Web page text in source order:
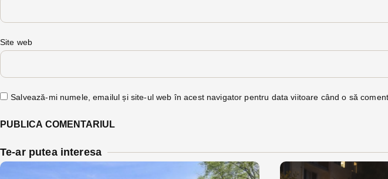
Site web
Salvează-mi numele, emailul și site-ul web în acest navigator pentru data viitoare când o să
Te-ar putea interesa